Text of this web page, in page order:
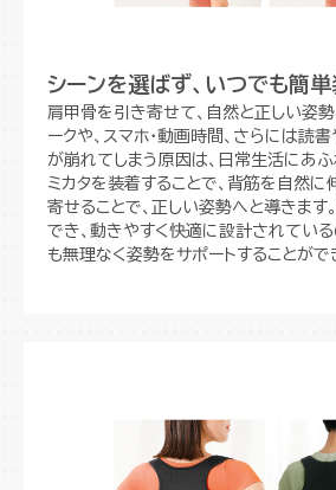
シーンを選ばず、いつでも簡
肩甲骨を引き寄せて、自然と正しい姿
ークや、スマホ・動画時間、さらには読
が崩れてしまう原因は、日常生活にあ
ミカタを装着することで、背筋を自然に
寄せることで、正しい姿勢へと導きます
でき、動きやすく快適に設計されてい
も無理なく姿勢をサポートすることがで